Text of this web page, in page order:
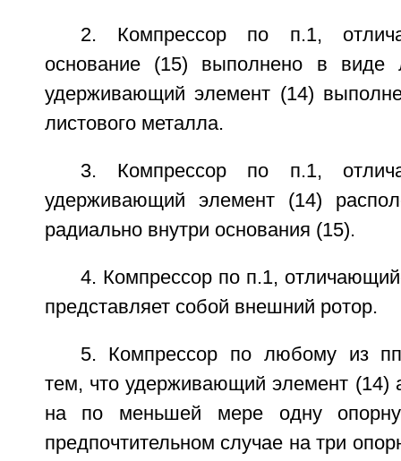
2. Компрессор по п.1,
основание (15) выполнено в виде
удерживающий элемент (14)
листового металла.
3. Компрессор по п.1,
удерживающий элемент (14)
радиально внутри основания (15).
4. Компрессор по п.1,
представляет собой внешний ротор.
5. Компрессор по любому из
тем, что удерживающий элемент (14)
на по меньшей мере одну
предпочтительном случае на три